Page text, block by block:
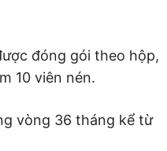
đóng gói theo hộp,
10 viên nén.
vòng 36 tháng kể từ